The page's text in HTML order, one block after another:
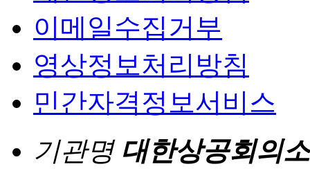
이메일수집거부
영상정보처리방침
민간자격정보서비스
기관명 대한상공회의소